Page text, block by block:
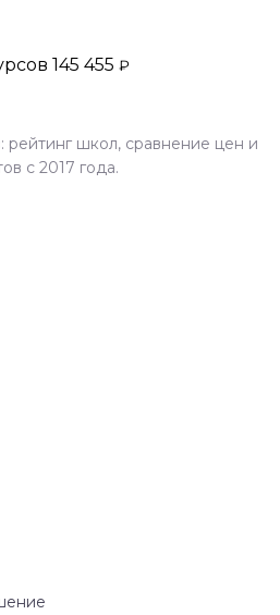
145 455 ₽
рейтинг школ, сравнение цен и
с 2017 года.